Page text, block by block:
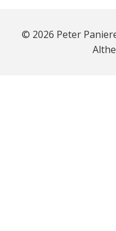
© 2026 Peter